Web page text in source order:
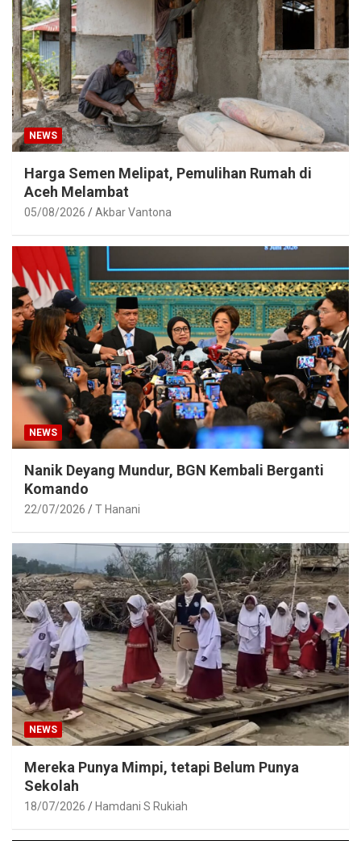
NEWS
Harga Semen Melipat, Pemulihan Rumah di
Aceh Melambat
05/08/2026 Akbar Vantona
NEWS
Nanik Deyang Mundur, BGN Kembali Berganti
Komando
22/07/2026 T Hanani
NEWS
Mereka Punya Mimpi, tetapi Belum Punya
Sekolah
18/07/2026 Hamdani S Rukiah